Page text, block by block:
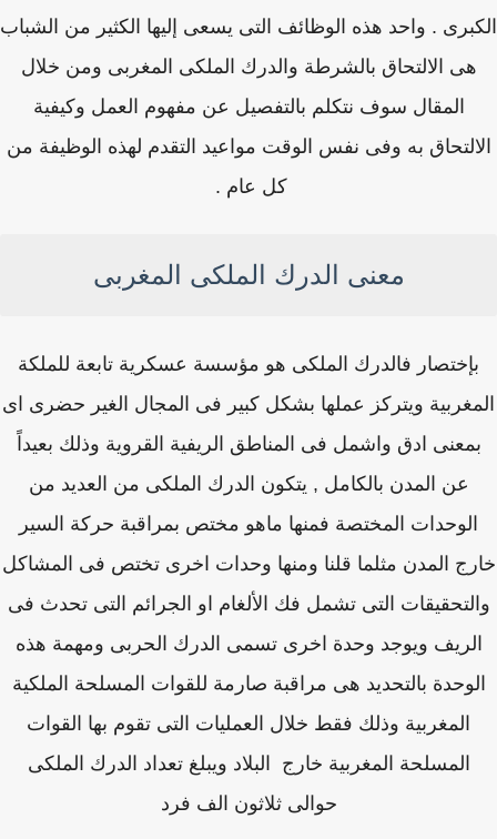
. واحد هذه الوظائف التى يسعى إليها الكثير من الشباب
هى الالتحاق بالشرطة والدرك الملكى المغربى ومن خلال
المقال سوف نتكلم بالتفصيل عن مفهوم العمل وكيفية
به وفى نفس الوقت مواعيد التقدم لهذه الوظيفة من
كل عام .
معنى الدرك الملكى المغربى
فالدرك الملكى هو مؤسسة عسكرية تابعة للملكة
ويتركز عملها بشكل كبير فى المجال الغير حضرى اى
ادق واشمل فى المناطق الريفية القروية وذلك بعيداً
عن المدن بالكامل , يتكون الدرك الملكى من العديد من
الوحدات المختصة فمنها ماهو مختص بمراقبة حركة السير
المدن مثلما قلنا ومنها وحدات اخرى تختص فى المشاكل
التى تشمل فك الألغام او الجرائم التى تحدث فى
ويوجد وحدة اخرى تسمى الدرك الحربى ومهمة هذه
بالتحديد هى مراقبة صارمة للقوات المسلحة الملكية
المغربية وذلك فقط خلال العمليات التى تقوم بها القوات
المسلحة المغربية خارج البلاد ويبلغ تعداد الدرك الملكى
حوالى ثلاثون الف فرد